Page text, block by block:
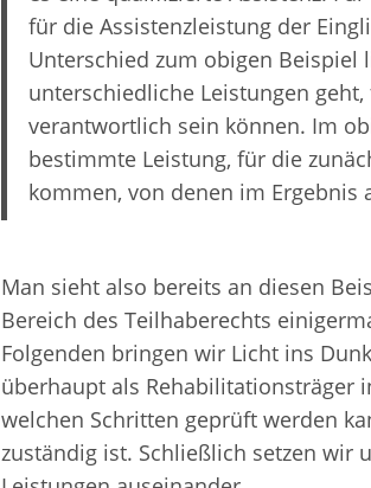
für die Assistenzleistung der
Unterschied zum obigen Beispiel
unterschiedliche Leistungen
verantwortlich sein können. Im
bestimmte Leistung, für die
kommen, von denen im Ergebnis
Man sieht also bereits an diesen
Bereich des Teilhaberechts
Folgenden bringen wir Licht ins
überhaupt als Rehabilitationsträger
welchen Schritten geprüft werden
zuständig ist. Schließlich setzen wir